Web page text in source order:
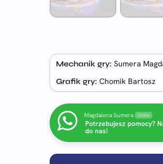
Mechanik gry: Sumera
Grafik gry: Chomik Bartosz
Magdalena Sumera Online
Potrzebujesz pomocy?
do nas!